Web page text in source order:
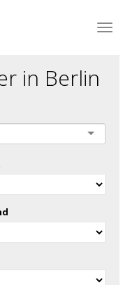
in Berlin